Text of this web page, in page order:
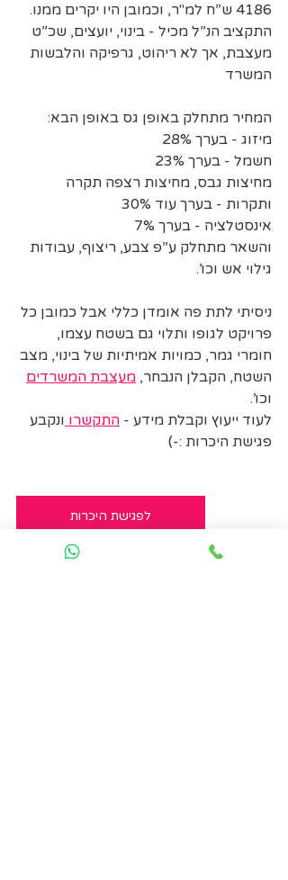
4186 ש”ח למ"ר, וכמובן היו יקרים ממנו.
‍‍התקציב הנ”ל מכיל - בינוי, יועצים, שכ”ט
מעצבת, אך לא ריהוט, גרפיקה והלבשות
המשרד
המחיר מתחלק באופן גס באופן הבא:
מיזוג - בערך 28%
חשמל - בערך 23%
מחיצות גבס, מחיצות רצפה תקרה
ותקרות - בערך עוד 30%
אינסטלציה - בערך 7%
והשאר מתחלק ע”פ צבע, ריצוף, עבודות
גילוי אש וכו’.
ניסיתי לתת פה אומדן כללי אבל כמובן כל
פרויקט לגופו ותלוי גם בשטח עצמו,
חומרי גמר, כמויות אמיתיות של בינוי, מצב
השטח, הקבלן הנבחר, מעצבת המשרדים
וכו’.
לעוד ייעוץ וקבלת מידע - התקשרו ונקבע
פגישת היכרות :-)
לפגישת היכרות
לכל הפוסטים בבלוג